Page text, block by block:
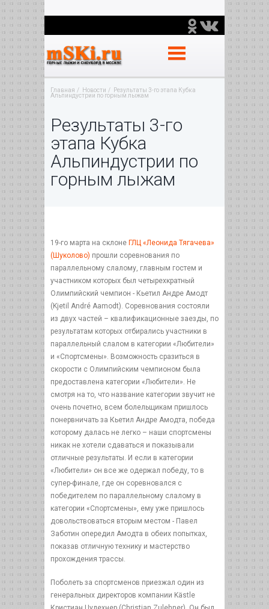
Главная Новости
Результаты 3-го этапа Кубка
Альпиндустрии по горным лыжам
Результаты 3-го
этапа Кубка
Альпиндустрии по
горным лыжам
19-го марта на склоне ГЛЦ «Леонида Тягачева»
(Шуколово) прошли соревнования по
параллельному слалому, главным гостем и
участником которых был четырехкратный
Олимпийский чемпион - Кьетил Андре Амодт
(Kjetil André Aamodt). Соревнования состояли
из двух частей – квалификационные заезды, по
результатам которых отбирались участники в
параллельный слалом в категории «Любители»
и «Спортсмены». Возможность сразиться в
скорости с Олимпийским чемпионом была
предоставлена категории «Любители». Не
смотря на то, что название категории звучит не
очень почетно, всем болельщикам пришлось
понервничать за Кьетил Андре Амодта, победа
которому далась не легко – наши спортсмены
никак не хотели сдаваться и показывали
отличные результаты. И если в категории
«Любители» он все же одержал победу, то в
супер-финале, где он соревновался с
победителем по параллельному слалому в
категории «Спортсмены», ему уже пришлось
довольствоваться вторым местом - Павел
Заботин опередил Амодта в обеих попытках,
показав отличную технику и мастерство
прохождения трассы.
Поболеть за спортсменов приезжал один из
генеральных директоров компании Kästle